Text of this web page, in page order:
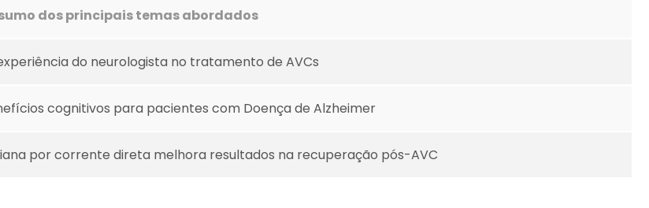
dos principais temas abordados
do neurologista no tratamento de AVCs
cognitivos para pacientes com Doença de Alzheimer
por corrente direta melhora resultados na recuperação pós-AVC